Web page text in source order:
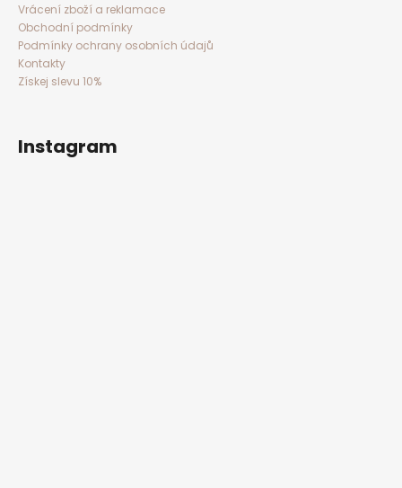
Vrácení zboží a reklamace
Obchodní podmínky
Podmínky ochrany osobních údajů
Kontakty
Získej slevu 10%
Instagram